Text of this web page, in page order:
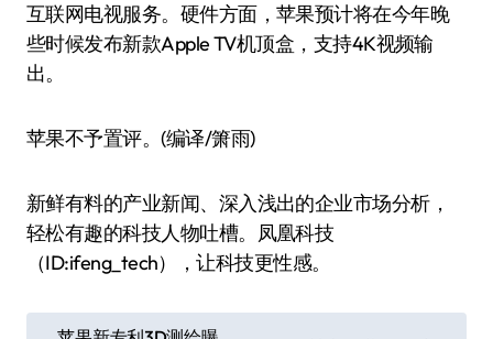
互联网电视服务。硬件方面，苹果预计将在今年晚
些时候发布新款Apple TV机顶盒，支持4K视频输
出。
苹果不予置评。(编译/箫雨)
新鲜有料的产业新闻、深入浅出的企业市场分析，
轻松有趣的科技人物吐槽。凤凰科技
（ID:ifeng_tech），让科技更性感。